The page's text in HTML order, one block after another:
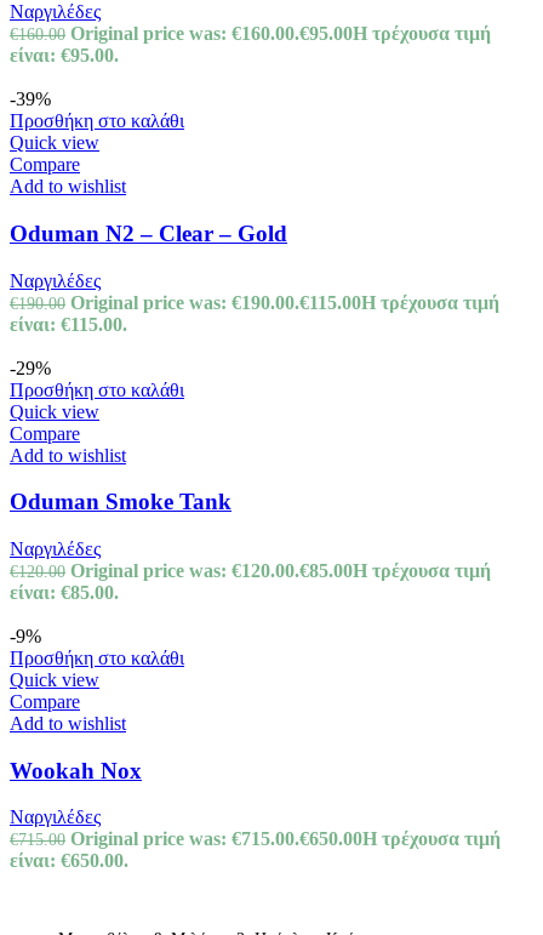
Ναργιλέδες
€160.00 Original price was: €160.00.€95.00Η τρέχουσα τιμή
είναι: €95.00.
-39%
Προσθήκη στο καλάθι
Quick view
Compare
Add to wishlist
Oduman N2 – Clear – Gold
Ναργιλέδες
€190.00 Original price was: €190.00.€115.00Η τρέχουσα τιμή
είναι: €115.00.
-29%
Προσθήκη στο καλάθι
Quick view
Compare
Add to wishlist
Oduman Smoke Tank
Ναργιλέδες
€120.00 Original price was: €120.00.€85.00Η τρέχουσα τιμή
είναι: €85.00.
-9%
Προσθήκη στο καλάθι
Quick view
Compare
Add to wishlist
Wookah Nox
Ναργιλέδες
€715.00 Original price was: €715.00.€650.00Η τρέχουσα τιμή
είναι: €650.00.